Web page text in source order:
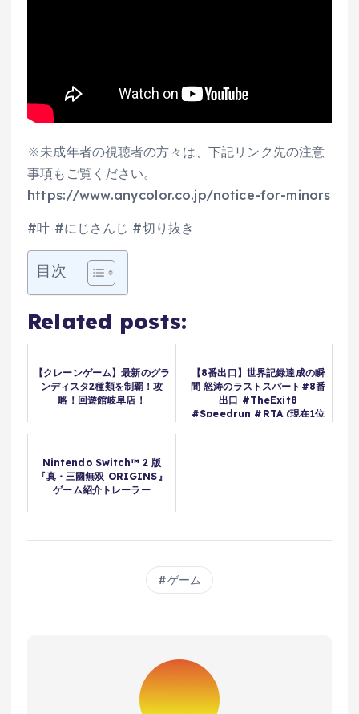
※未成年者の視聴者の方々は、下記リンク先の注意
事項もご覧ください。
https://www.anycolor.co.jp/notice-for-minors
#叶 #にじさんじ #切り抜き
目次
Related posts:
【クレーンゲーム】最新のグラ
ンディスタ2種類を制覇！攻
略！回遊館岐阜店！
【8番出口】世界記録達成の瞬
間 怒涛のラストスパート#8番
出口 #TheExit8
#Speedrun #RTA (現在1位
Nintendo Switch™ 2 版
『真・三國無双 ORIGINS』
ゲーム紹介トレーラー
ゲーム